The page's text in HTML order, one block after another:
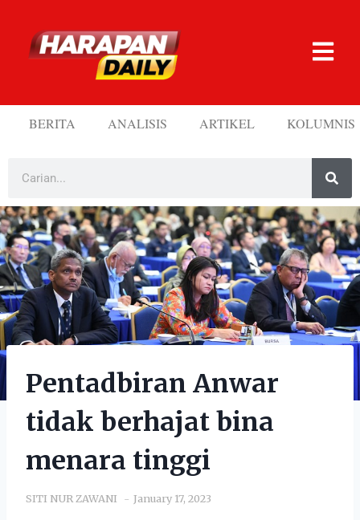
BERITA ANALISIS ARTIKEL KOLUMNIS
Pentadbiran Anwar
tidak berhajat bina
menara tinggi
SITI NUR ZAWANI January 17, 2023